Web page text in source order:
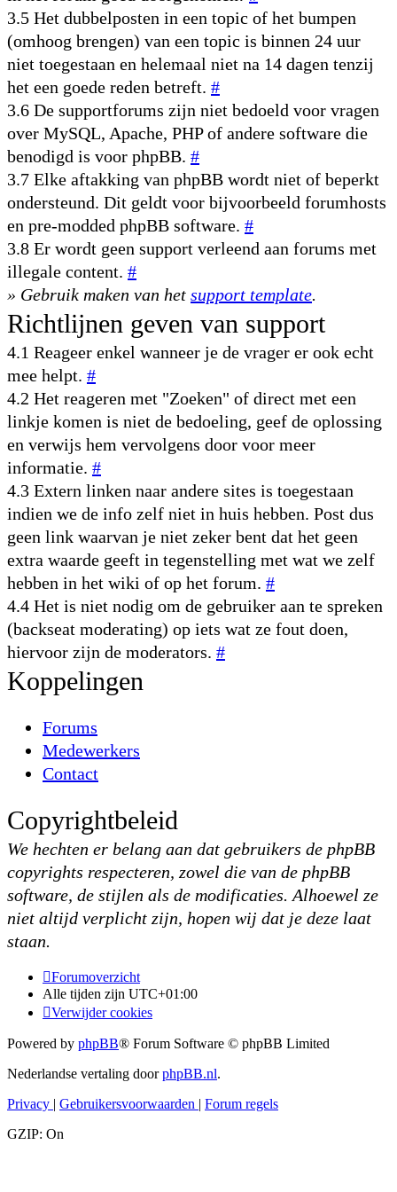
3.5 Het dubbelposten in een topic of het bumpen
(omhoog brengen) van een topic is binnen 24 uur
niet toegestaan en helemaal niet na 14 dagen tenzij
het een goede reden betreft. #
3.6 De supportforums zijn niet bedoeld voor vragen
over MySQL, Apache, PHP of andere software die
benodigd is voor phpBB. #
3.7 Elke aftakking van phpBB wordt niet of beperkt
ondersteund. Dit geldt voor bijvoorbeeld forumhosts
en pre-modded phpBB software. #
3.8 Er wordt geen support verleend aan forums met
illegale content. #
» Gebruik maken van het support template.
Richtlijnen geven van support
4.1 Reageer enkel wanneer je de vrager er ook echt
mee helpt. #
4.2 Het reageren met "Zoeken" of direct met een
linkje komen is niet de bedoeling, geef de oplossing
en verwijs hem vervolgens door voor meer
informatie. #
4.3 Extern linken naar andere sites is toegestaan
indien we de info zelf niet in huis hebben. Post dus
geen link waarvan je niet zeker bent dat het geen
extra waarde geeft in tegenstelling met wat we zelf
hebben in het wiki of op het forum. #
4.4 Het is niet nodig om de gebruiker aan te spreken
(backseat moderating) op iets wat ze fout doen,
hiervoor zijn de moderators. #
Koppelingen
Forums
Medewerkers
Contact
Copyrightbeleid
We hechten er belang aan dat gebruikers de phpBB
copyrights respecteren, zowel die van de phpBB
software, de stijlen als de modificaties. Alhoewel ze
niet altijd verplicht zijn, hopen wij dat je deze laat
staan.
Forumoverzicht
Alle tijden zijn UTC+01:00
Verwijder cookies
Powered by phpBB® Forum Software © phpBB Limited
Nederlandse vertaling doorphpBB.nl.
Privacy | Gebruikersvoorwaarden | Forum regels
GZIP: On